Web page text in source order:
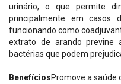
urinário, o que permite
principalmente em casos
funcionando como
extrato de arando previne
bactérias que podem
BenefíciosPromove a saúde